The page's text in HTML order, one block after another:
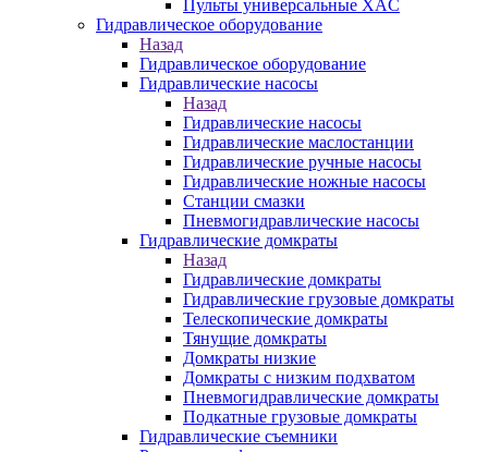
Пульты универсальные XAC
Гидравлическое оборудование
Назад
Гидравлическое оборудование
Гидравлические насосы
Назад
Гидравлические насосы
Гидравлические маслостанции
Гидравлические ручные насосы
Гидравлические ножные насосы
Станции смазки
Пневмогидравлические насосы
Гидравлические домкраты
Назад
Гидравлические домкраты
Гидравлические грузовые домкраты
Телескопические домкраты
Тянущие домкраты
Домкраты низкие
Домкраты с низким подхватом
Пневмогидравлические домкраты
Подкатные грузовые домкраты
Гидравлические съемники